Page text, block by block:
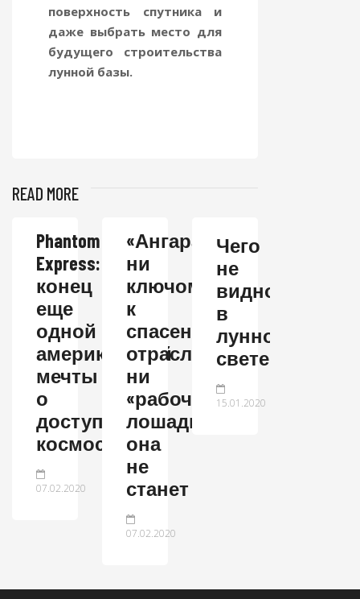
поверхность спутника и
даже выбрать место для
будущего строительства
лунной базы.
READ MORE
Phantom
Express:
конец
еще
одной
американской
мечты
о
доступном
космосе
07.02.2020
«Ангара»:
ни
ключом
к
спасению
отрасли,
ни
«рабочей
лошадкой»
она
не
станет
07.02.2020
Чего
не
видно
в
лунном
свете?
15.01.2020